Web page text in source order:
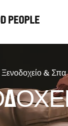
Ξενοδοχείο & Σπα